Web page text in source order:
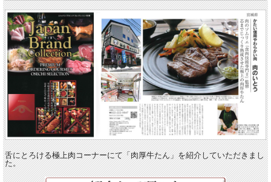
舌にとろける極上肉コーナーにて「肉厚牛たん」を紹介していただきまし
た。